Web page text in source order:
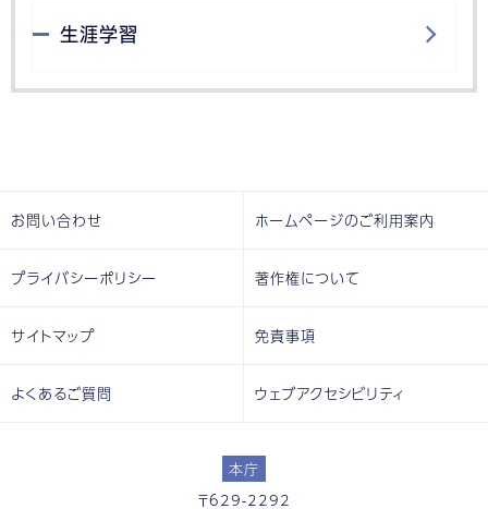
生涯学習
本庁
〒629-2292
お問い合わせ ホームページのご利用案内
プライバシーポリシー 著作権について
サイトマップ 免責事項
よくあるご質問 ウェブアクセシビリティ